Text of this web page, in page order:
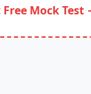
Free Mock Test